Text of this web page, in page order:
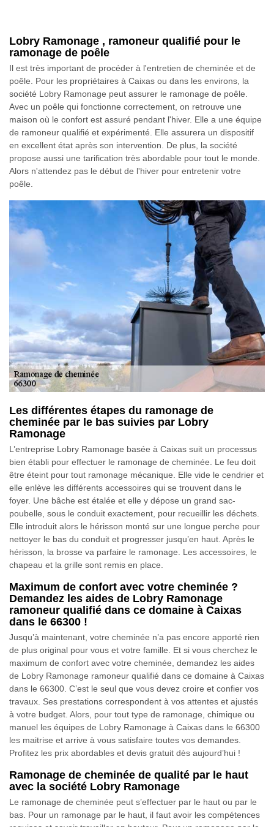
Lobry Ramonage , ramoneur qualifié pour le
ramonage de poêle
Il est très important de procéder à l'entretien de cheminée et de
poêle. Pour les propriétaires à Caixas ou dans les environs, la
société Lobry Ramonage peut assurer le ramonage de poêle.
Avec un poêle qui fonctionne correctement, on retrouve une
maison où le confort est assuré pendant l'hiver. Elle a une équipe
de ramoneur qualifié et expérimenté. Elle assurera un dispositif
en excellent état après son intervention. De plus, la société
propose aussi une tarification très abordable pour tout le monde.
Alors n'attendez pas le début de l'hiver pour entretenir votre
poêle.
Les différentes étapes du ramonage de
cheminée par le bas suivies par Lobry
Ramonage
L’entreprise Lobry Ramonage basée à Caixas suit un processus
bien établi pour effectuer le ramonage de cheminée. Le feu doit
être éteint pour tout ramonage mécanique. Elle vide le cendrier et
elle enlève les différents accessoires qui se trouvent dans le
foyer. Une bâche est étalée et elle y dépose un grand sac-
poubelle, sous le conduit exactement, pour recueillir les déchets.
Elle introduit alors le hérisson monté sur une longue perche pour
nettoyer le bas du conduit et progresser jusqu’en haut. Après le
hérisson, la brosse va parfaire le ramonage. Les accessoires, le
chapeau et la grille sont remis en place.
Maximum de confort avec votre cheminée ?
Demandez les aides de Lobry Ramonage
ramoneur qualifié dans ce domaine à Caixas
dans le 66300 !
Jusqu’à maintenant, votre cheminée n’a pas encore apporté rien
de plus original pour vous et votre famille. Et si vous cherchez le
maximum de confort avec votre cheminée, demandez les aides
de Lobry Ramonage ramoneur qualifié dans ce domaine à Caixas
dans le 66300. C’est le seul que vous devez croire et confier vos
travaux. Ses prestations correspondent à vos attentes et ajustés
à votre budget. Alors, pour tout type de ramonage, chimique ou
manuel les équipes de Lobry Ramonage à Caixas dans le 66300
les maitrise et arrive à vous satisfaire toutes vos demandes.
Profitez les prix abordables et devis gratuit dès aujourd’hui !
Ramonage de cheminée de qualité par le haut
avec la société Lobry Ramonage
Le ramonage de cheminée peut s’effectuer par le haut ou par le
bas. Pour un ramonage par le haut, il faut avoir les compétences